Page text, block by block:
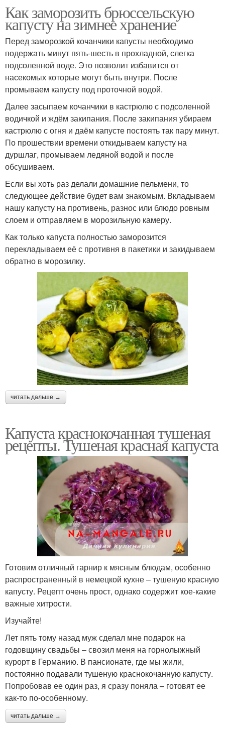
Как заморозить брюссельскую
капусту на зимнее хранение
Перед заморозкой кочанчики капусты необходимо
подержать минут пять-шесть в прохладной, слегка
подсоленной воде. Это позволит избавится от
насекомых которые могут быть внутри. После
промываем капусту под проточной водой.
Далее засыпаем кочанчики в кастрюлю с подсоленной
водичкой и ждём закипания. После закипания убираем
кастрюлю с огня и даём капусте постоять так пару минут.
По прошествии времени откидываем капусту на
дуршлаг, промываем ледяной водой и после
обсушиваем.
Если вы хоть раз делали домашние пельмени, то
следующее действие будет вам знакомым. Вкладываем
нашу капусту на противень, разнос или блюдо ровным
слоем и отправляем в морозильную камеру.
Как только капуста полностью заморозится
перекладываем её с противня в пакетики и закидываем
обратно в морозилку.
читать дальше →
Капуста краснокочанная тушеная
рецепты. Тушеная красная капуста
Готовим отличный гарнир к мясным блюдам, особенно
распространенный в немецкой кухне – тушеную красную
капусту. Рецепт очень прост, однако содержит кое-какие
важные хитрости.
Изучайте!
Лет пять тому назад муж сделал мне подарок на
годовщину свадьбы – свозил меня на горнолыжный
курорт в Германию. В пансионате, где мы жили,
постоянно подавали тушеную краснокочанную капусту.
Попробовав ее один раз, я сразу поняла – готовят ее
как-то по-особенному.
читать дальше →